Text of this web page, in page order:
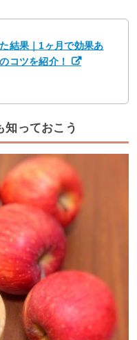
結果｜1ヶ月で効果あ
コツを紹介！
知っておこう